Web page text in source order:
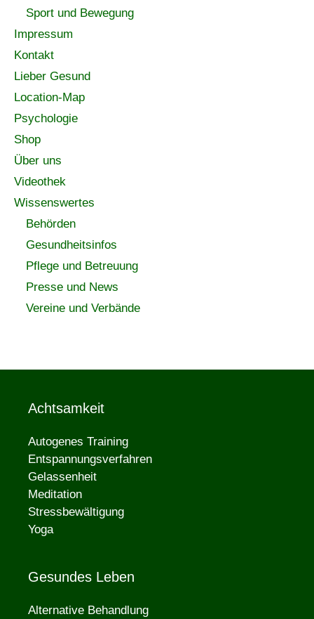
Sport und Bewegung
Impressum
Kontakt
Lieber Gesund
Location-Map
Psychologie
Shop
Über uns
Videothek
Wissenswertes
Behörden
Gesundheitsinfos
Pflege und Betreuung
Presse und News
Vereine und Verbände
Achtsamkeit
Autogenes Training
Entspannungsverfahren
Gelassenheit
Meditation
Stressbewältigung
Yoga
Gesundes Leben
Alternative Behandlung